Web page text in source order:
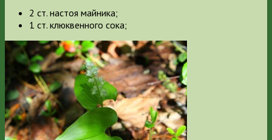
2 ст. настоя майника;
1 ст. клюквенного сока;